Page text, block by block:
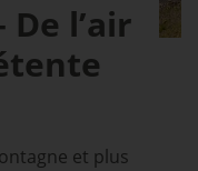
l’air
et plus